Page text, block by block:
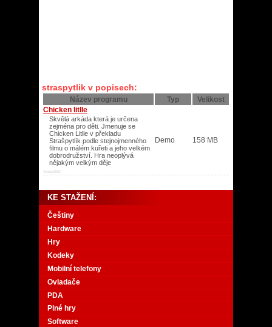
straspytlik v popisech:
Název programu Typ
Velikost
Chicken litlle
Skvělá arkáda která je určena
zejména pro děti. Jmenuje se
Chicken Litlle v překladu
Strašpytlík podle stejnojmenného
filmu o málém kuřeti a jeho velkém
dobrodružství. Hra neoplývá
nějakým velkým děje
Vista/2003/
Demo 158 MB
KE STAŽENÍ:
Češtiny
Hardware
Hry
Kodeky
Mobilní telefony
Ovladače
PDA
Plné hry
Software